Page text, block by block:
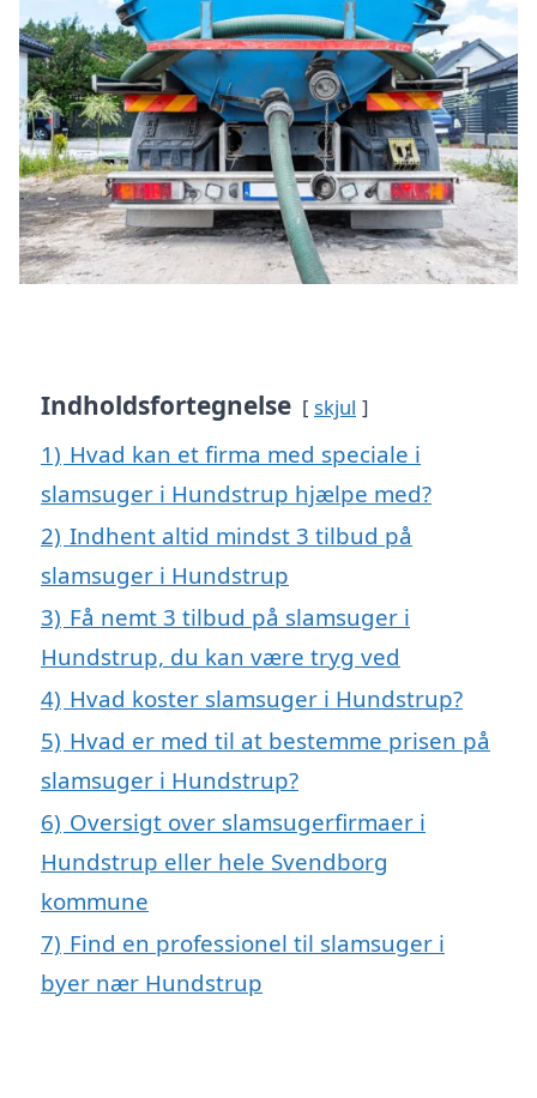
Indholdsfortegnelse skjul
1) Hvad kan et firma med speciale i
slamsuger i Hundstrup hjælpe med?
2) Indhent altid mindst 3 tilbud på
slamsuger i Hundstrup
3) Få nemt 3 tilbud på slamsuger i
Hundstrup, du kan være tryg ved
4) Hvad koster slamsuger i Hundstrup?
5) Hvad er med til at bestemme prisen på
slamsuger i Hundstrup?
6) Oversigt over slamsugerfirmaer i
Hundstrup eller hele Svendborg
kommune
7) Find en professionel til slamsuger i
byer nær Hundstrup